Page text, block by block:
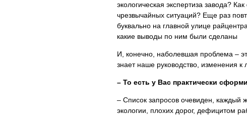
экологическая экспертиза завода?
чрезвычайных ситуаций? Еще раз
буквально на главной улице
какие выводы по ним были сделаны
И, конечно, наболевшая проблема –
знает наше руководство, изменения
– То есть у Вас практически
– Список запросов очевиден, каждый
экологии, плохих дорог, дефицитом